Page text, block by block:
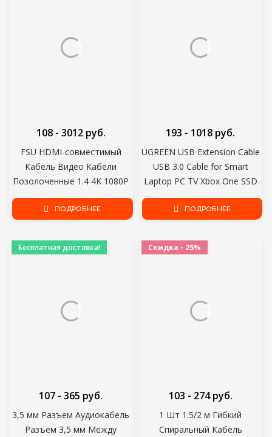
FSU HDMI-совместимый
Кабель Видео Кабели
Позолоченные 1.4 4K 1080P
3D Кабель для HDTV Splitter
Switcher 0.5 m 1m 1.5 m 2m
108 - 3012 руб.
ПОДРОБНЕЕ
UGREEN USB Extension Cable
USB 3.0 Cable for Smart
Laptop PC TV Xbox One SSD
USB 3.0 2.0 Extender Cord Mini
Fast Speed Cable
193 - 1018 руб.
ПОДРОБНЕЕ
Бесплатная доставка!
3,5 мм Разъем Аудиокабель
Разъем 3,5 мм Между
107 - 365 руб.
Скидка - 25%
1 Шт 1.5/2 м Гибкий
Спиральный Кабель
103 - 274 руб.